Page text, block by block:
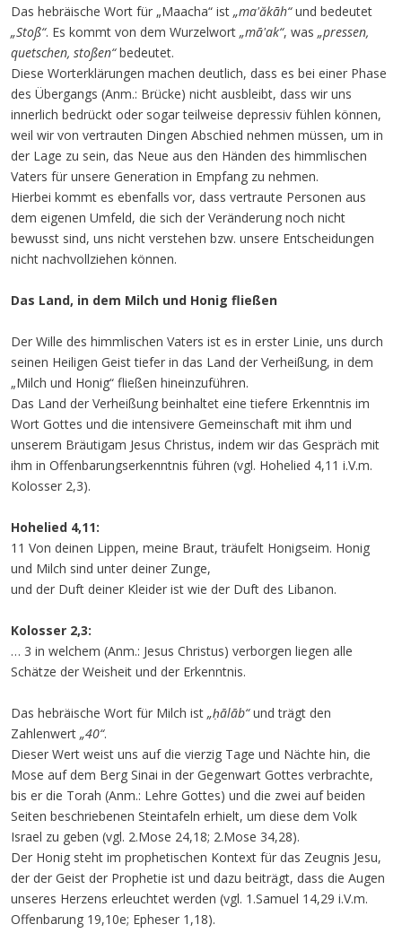
Das hebräische Wort für „Maacha“ ist „ma'ăkāh“und bedeutet
„Stoß“. Es kommt von dem Wurzelwort „mā'ak“, was „pressen,
quetschen, stoßen“bedeutet.
Diese Worterklärungen machen deutlich, dass es bei einer Phase
des Übergangs (Anm.: Brücke) nicht ausbleibt, dass wir uns
innerlich bedrückt oder sogar teilweise depressiv fühlen können,
weil wir von vertrauten Dingen Abschied nehmen müssen, um in
der Lage zu sein, das Neue aus den Händen des himmlischen
Vaters für unsere Generation in Empfang zu nehmen.
Hierbei kommt es ebenfalls vor, dass vertraute Personen aus
dem eigenen Umfeld, die sich der Veränderung noch nicht
bewusst sind, uns nicht verstehen bzw. unsere Entscheidungen
nicht nachvollziehen können.
Das Land, in dem Milch und Honig fließen
Der Wille des himmlischen Vaters ist es in erster Linie, uns durch
seinen Heiligen Geist tiefer in das Land der Verheißung, in dem
„Milch und Honig“ fließen hineinzuführen.
Das Land der Verheißung beinhaltet eine tiefere Erkenntnis im
Wort Gottes und die intensivere Gemeinschaft mit ihm und
unserem Bräutigam Jesus Christus, indem wir das Gespräch mit
ihm in Offenbarungserkenntnis führen (vgl. Hohelied 4,11 i.V.m.
Kolosser 2,3).
Hohelied 4,11:
11 Von deinen Lippen, meine Braut, träufelt Honigseim. Honig
und Milch sind unter deiner Zunge,
und der Duft deiner Kleider ist wie der Duft des Libanon.
Kolosser 2,3:
… 3 in welchem (Anm.: Jesus Christus) verborgen liegen alle
Schätze der Weisheit und der Erkenntnis.
Das hebräische Wort für Milch ist „ḥālāb“und trägt den
Zahlenwert „40“.
Dieser Wert weist uns auf die vierzig Tage und Nächte hin, die
Mose auf dem Berg Sinai in der Gegenwart Gottes verbrachte,
bis er die Torah (Anm.: Lehre Gottes) und die zwei auf beiden
Seiten beschriebenen Steintafeln erhielt, um diese dem Volk
Israel zu geben (vgl. 2.Mose 24,18; 2.Mose 34,28).
Der Honig steht im prophetischen Kontext für das Zeugnis Jesu,
der der Geist der Prophetie ist und dazu beiträgt, dass die Augen
unseres Herzens erleuchtet werden (vgl. 1.Samuel 14,29 i.V.m.
Offenbarung 19,10e; Epheser 1,18).